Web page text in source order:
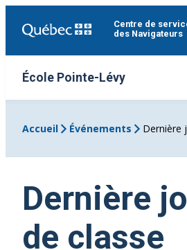
Centre de
des Navigateurs
École Pointe-Lévy
Accueil
Événements Dernière
Dernière
de classe